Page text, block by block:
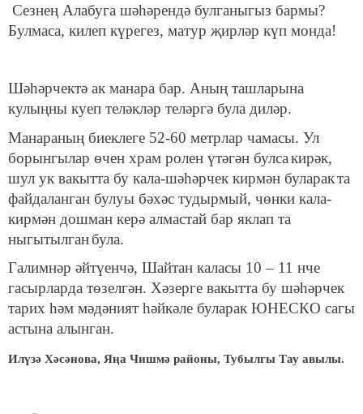
Сезнең Алабуга шәһәрендә булганыгыз бармы?
Булмаса, килеп күрегез, матур җирләр күп монда!
Шәһәрчектә ак манара бар. Аның ташларына
кулыңны куеп теләкләр теләргә була диләр.
Манараның биеклеге 52-60 метрлар чамасы. Ул
борынгылар өчен храм ролен үтәгән булсакирәк,
шул ук вакытта бу кала-шәһәрчек кирмән буларакта
файдаланган булуы бәхәс тудырмый, чөнки кала-
кирмән дошман керә алмастай бар яклап та
ныгытылганбула.
Галимнәр әйтүенчә, Шайтан каласы 10 – 11 нче
гасырларда төзелгән. Хәзерге вакытта бу шәһәрчек
тарих һәм мәдәният һәйкәле буларак ЮНЕСКО сагы
астына алынган.
Илүзә Хәсәнова, Яңа Чишмә районы, Тубылгы Тау авылы.